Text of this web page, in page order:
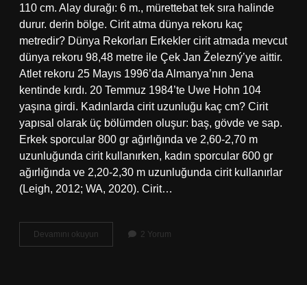
110 cm. Alay durağı: 6 m., mürettebat tek sıra halinde
durur. derin bölge. Cirit atma dünya rekoru kaç
metredir? Dünya Rekorları Erkekler cirit atmada mevcut
dünya rekoru 98,48 metre ile Çek Jan Železný’ye aittir.
Atlet rekoru 25 Mayıs 1996’da Almanya’nın Jena
kentinde kırdı. 20 Temmuz 1984’te Uwe Hohn 104
yaşına girdi. Kadınlarda cirit uzunluğu kaç cm? Cirit
yapısal olarak üç bölümden oluşur: baş, gövde ve sap.
Erkek sporcular 800 gr ağırlığında ve 2,60-2,70 m
uzunluğunda cirit kullanırken, kadın sporcular 600 gr
ağırlığında ve 2,20-2,30 m uzunluğunda cirit kullanırlar
(Leigh, 2012; WA, 2020). Cirit…
Devamını okuyun
Atma
2 Yorum